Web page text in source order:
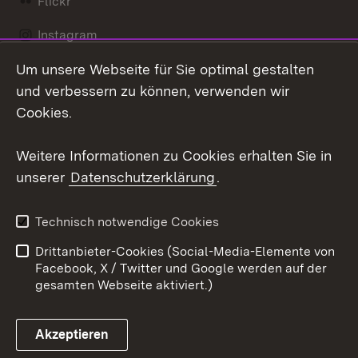
Instagram
Social Wall
Link zum Landesportal
Barrierefreiheit
Benutzungshinweise
Impressum
Cookies
Um unsere Webseite für Sie optimal gestalten
und verbessern zu können, verwenden wir
Cookies.
Weitere Informationen zu Cookies erhalten Sie in
unserer Datenschutzerklärung.
Technisch notwendige Cookies
Drittanbieter-Cookies (Social-Media-Elemente von
Facebook, X / Twitter und Google werden auf der
gesamten Webseite aktiviert.)
Akzeptieren